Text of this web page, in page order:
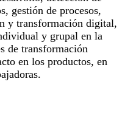
gestión de procesos,
y transformación digital,
y grupal en la
de transformación
en los productos, en